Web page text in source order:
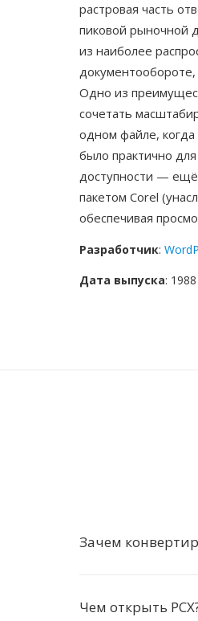
растровая часть
пиковой рыночной
из наиболее
документообороте,
Одно из
сочетать
одном файле,
было практично
доступности — ещё
пакетом Corel
обеспечивая
Разработчик:
Дата выпуска: 1988
Зачем
Чем открыть